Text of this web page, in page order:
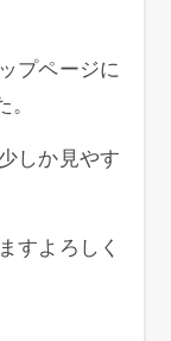
プページに
しか見やす
すよろしく